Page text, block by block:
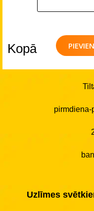
Kopā
pirmdiena-
Uzlīmes